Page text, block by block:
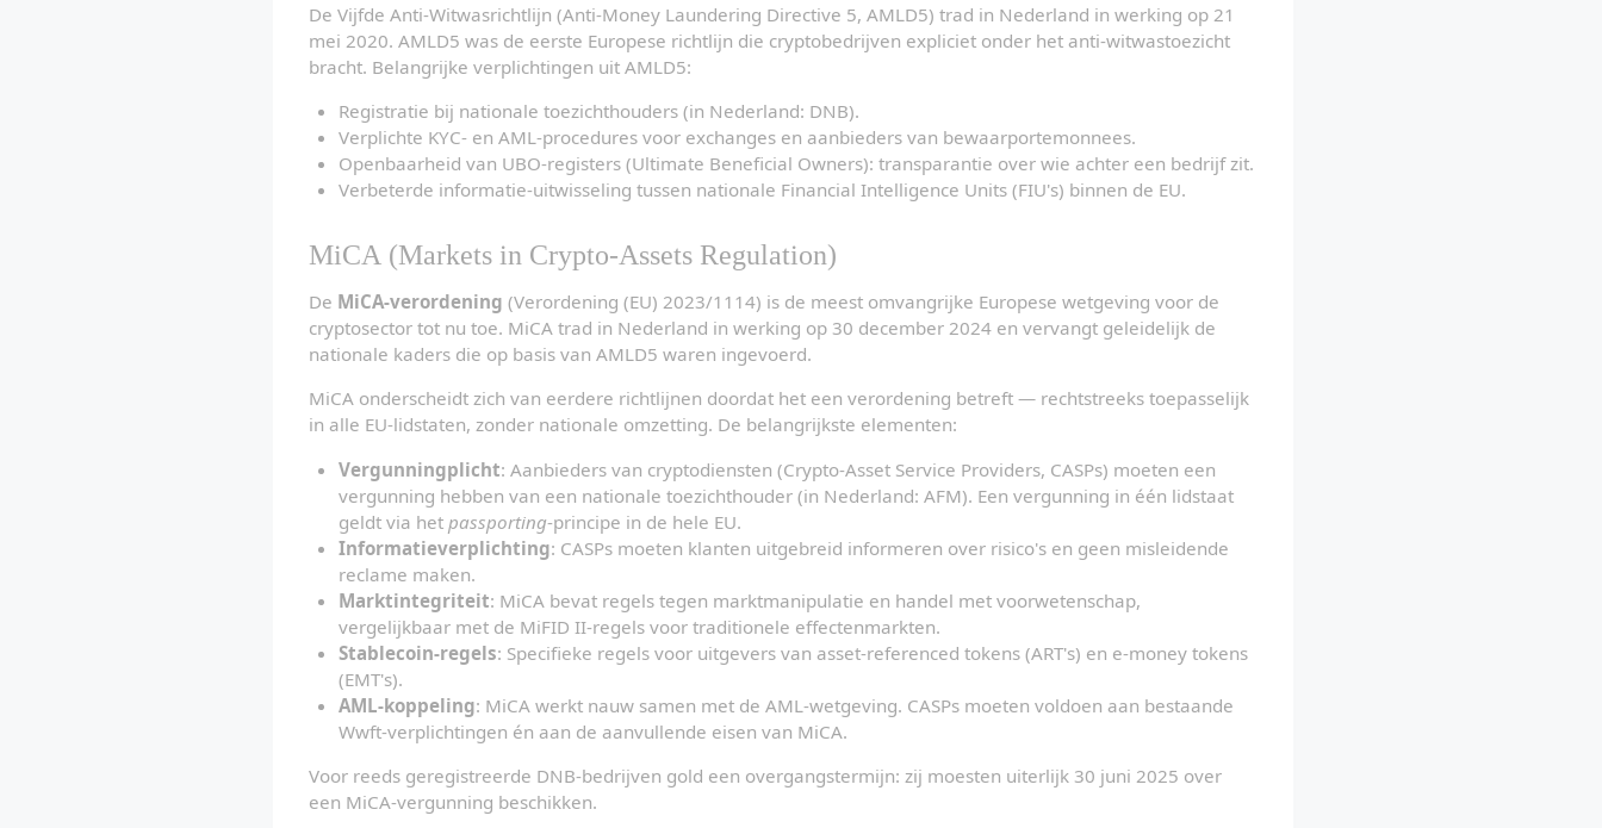
De Vijfde Anti-Witwasrichtlijn (Anti-Money Laundering Directive 5, AMLD5) trad in Nederland in werking op 21
mei 2020. AMLD5 was de eerste Europese richtlijn die cryptobedrijven expliciet onder het anti-witwastoezicht
bracht. Belangrijke verplichtingen uit AMLD5:
Registratie bij nationale toezichthouders (in Nederland: DNB).
Verplichte KYC- en AML-procedures voor exchanges en aanbieders van bewaarportemonnees.
Openbaarheid van UBO-registers (Ultimate Beneficial Owners): transparantie over wie achter een bedrijf zit.
Verbeterde informatie-uitwisseling tussen nationale Financial Intelligence Units (FIU's) binnen de EU.
MiCA (Markets in Crypto-Assets Regulation)
De MiCA-verordening (Verordening (EU) 2023/1114) is de meest omvangrijke Europese wetgeving voor de
cryptosector tot nu toe. MiCA trad in Nederland in werking op 30 december 2024 en vervangt geleidelijk de
nationale kaders die op basis van AMLD5 waren ingevoerd.
MiCA onderscheidt zich van eerdere richtlijnen doordat het een verordening betreft — rechtstreeks toepasselijk
in alle EU-lidstaten, zonder nationale omzetting. De belangrijkste elementen:
Vergunningplicht: Aanbieders van cryptodiensten (Crypto-Asset Service Providers, CASPs) moeten een
vergunning hebben van een nationale toezichthouder (in Nederland: AFM). Een vergunning in één lidstaat
geldt via het passporting-principe in de hele EU.
Informatieverplichting: CASPs moeten klanten uitgebreid informeren over risico's en geen misleidende
reclame maken.
Marktintegriteit: MiCA bevat regels tegen marktmanipulatie en handel met voorwetenschap,
vergelijkbaar met de MiFID II-regels voor traditionele effectenmarkten.
Stablecoin-regels: Specifieke regels voor uitgevers van asset-referenced tokens (ART's) en e-money tokens
(EMT's).
AML-koppeling: MiCA werkt nauw samen met de AML-wetgeving. CASPs moeten voldoen aan bestaande
Wwft-verplichtingen én aan de aanvullende eisen van MiCA.
Voor reeds geregistreerde DNB-bedrijven gold een overgangstermijn: zij moesten uiterlijk 30 juni 2025 over
een MiCA-vergunning beschikken.